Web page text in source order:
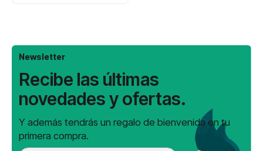
Newsletter
Recibe las últimas
novedades y ofertas.
Y además tendrás un regalo de bienvenida en tu
primera compra.